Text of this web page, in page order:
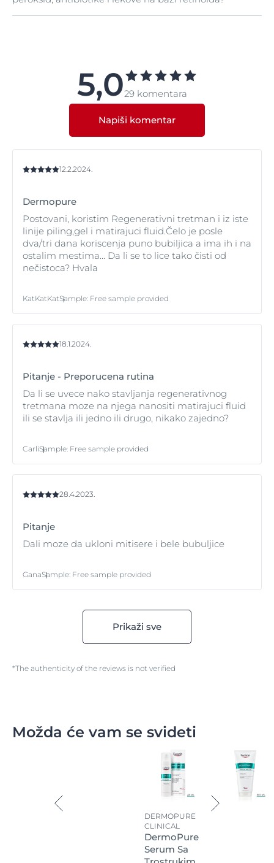
pre nego što se nanese na celo lice.
5,029 komentara
Napiši komentar
12.2.2024.
Dermopure
Postovani, koristim Regenerativni tretman i iz iste
linije piling,gel i matirajuci fluid.Čelo je posle
dva/tri dana koriscenja puno bubiljica a ima ih i na
ostalim mestima... Da li se to lice tako čisti od
nečistoca? Hvala
KatKatKatSample: Free sample provided
18.1.2024.
Pitanje - Preporucena rutina
Da li se uvece nako stavljanja regenerativnog
tretmana moze na njega nanositi matirajuci fluid
ili se stavlja ili jedno ili drugo, nikako zajedno?
CarliSample: Free sample provided
28.4.2023.
Pitanje
Dali moze da ukloni mitisere i bele bubuljice
GanaSample: Free sample provided
Prikaži sve
*The authenticity of the reviews is not verified
Možda će vam se svideti
DERMOPURE
CLINICAL
DermoPure
Serum Sa